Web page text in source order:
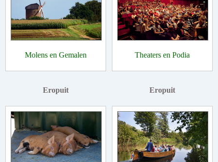
Molens en Gemalen Theaters en Podia
Eropuit Eropuit